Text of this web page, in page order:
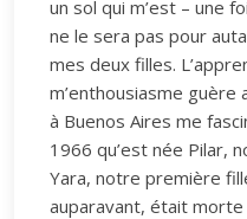
un sol qui m’est – une
ne le sera pas pour
mes deux filles.
m’enthousiasme guère
à Buenos Aires me
1966 qu’est née Pilar,
Yara, notre première
auparavant, était morte